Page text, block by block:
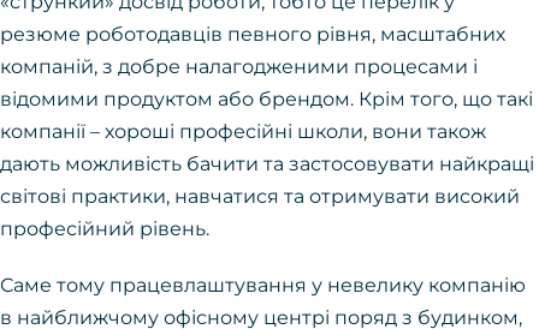
резюме роботодавців певного рівня, масштабних
компаній, з добре налагодженими процесами і
відомими продуктом або брендом. Крім того, що такі
компанії – хороші професійні школи, вони також
дають можливість бачити та застосовувати найкращі
світові практики, навчатися та отримувати високий
професійний рівень.
Саме тому працевлаштування у невелику компанію
в найближчому офісному центрі поряд з будинком,